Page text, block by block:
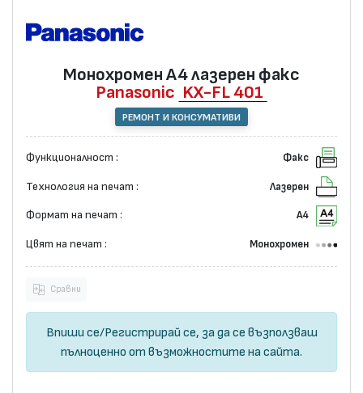
Монохромен А4 лазерен факс
Panasonic KX-FL 401
РЕМОНТ И КОНСУМАТИВИ
Функционалност : Факс
Технология на печат : Лазерен
Формат на печат : А4
Цвят на печат : Монохромен
Сравни
Впиши се/Регистрирай се, за да се възползваш
пълноценно от възможностите на сайта.